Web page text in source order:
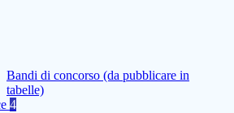
Bandi di concorso (da pubblicare in
tabelle)
4